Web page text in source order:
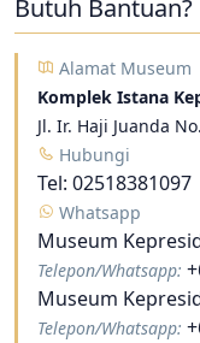
Butuh Bantuan?
Alamat Museum
Komplek Istana
Jl. Ir. Haji Juanda
Hubungi
Tel: 02518381097
Whatsapp
Museum
Telepon/Whatsapp:
Museum
Telepon/Whatsapp: